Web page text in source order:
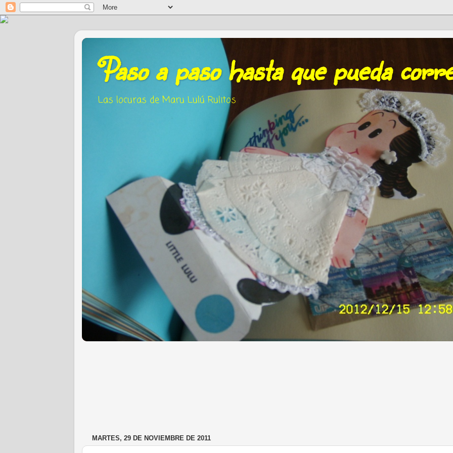
Paso a paso hasta que pueda
Las locuras de Maru Lulú Rulitos
MARTES, 29 DE NOVIEMBRE DE 2011